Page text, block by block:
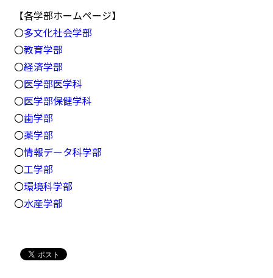
【各学部ホームページ】
〇多文化社会学部
〇教育学部
〇経済学部
〇医学部医学科
〇医学部保健学科
〇歯学部
〇薬学部
〇情報データ科学部
〇工学部
〇環境科学部
〇水産学部